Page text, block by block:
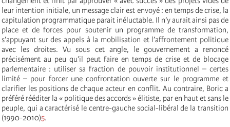
leur intention initiale, un message clair est envoyé : en temps de crise, la
capitulation programmatique parait inéluctable. Il n’y aurait ainsi pas de
place et de forces pour soutenir un programme de transformation,
s’appuyant sur des appels à la mobilisation et l’affrontement politique
avec les droites. Vu sous cet angle, le gouvernement a renoncé
précisément au peu qu’il peut faire en temps de crise et de blocage
parlementaire : utiliser sa fraction de pouvoir institutionnel – certes
limité – pour forcer une confrontation ouverte sur le programme et
clarifier les positions de chaque acteur en conflit. Au contraire, Boric a
préféré rééditer la « politique des accords » élitiste, par en haut et sans le
peuple, qui a caractérisé le centre-gauche social-libéral de la transition
(1990-2010)5.